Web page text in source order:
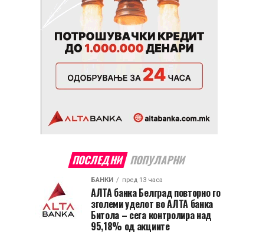
ПОСЛЕДНИ ПОПУЛАРНИ
БАНКИ пред 13 часа
АЛТА банка Белград повторно го
зголеми уделот во АЛТА банка
Битола – сега контролира над
95,18% од акциите